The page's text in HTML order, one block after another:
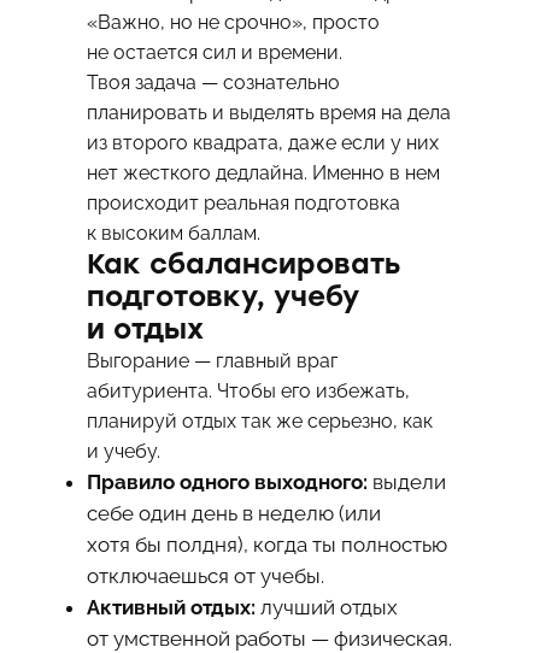
«Важно, но не срочно», просто
не остается сил и времени.
Твоя задача — сознательно
планировать и выделять время на дела
из второго квадрата, даже если у них
нет жесткого дедлайна. Именно в нем
происходит реальная подготовка
к высоким баллам.
Как сбалансировать
подготовку, учебу
и отдых
Выгорание — главный враг
абитуриента. Чтобы его избежать,
планируй отдых так же серьезно, как
и учебу.
Правило одного выходного: выдели
себе один день в неделю (или
хотя бы полдня), когда ты полностью
отключаешься от учебы.
Активный отдых: лучший отдых
от умственной работы — физическая.